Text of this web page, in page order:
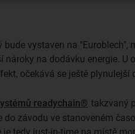
vystaven na
na dodávku energie.
očekává se ještě plynulejší
readychain® takzvaný
závodu ve stanoveném